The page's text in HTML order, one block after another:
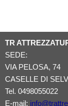
TR
SEDE:
VIA PELOSA, 74
CASELLE DI
Tel. 0498055022
E-mail: